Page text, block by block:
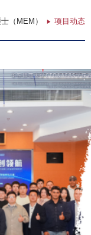
（MEM） 项目动态